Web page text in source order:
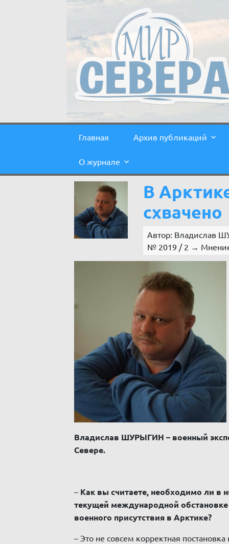
Главная Архив публикаций
О журнале
В
схвачено
Автор: Владислав
№ 2019 / 2 → Мнение
Владислав ШУРЫГИН – военный
Севере.
– Как вы считаете, необходимо ли в
текущей международной обстановке
военного присутствия в Арктике?
– Это не совсем корректная